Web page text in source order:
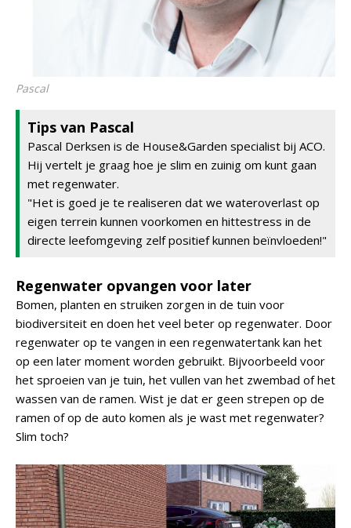
Pascal
Tips van Pascal
Pascal Derksen is de House&Garden specialist bij ACO.
Hij vertelt je graag hoe je slim en zuinig om kunt gaan
met regenwater.
"Het is goed je te realiseren dat we wateroverlast op
eigen terrein kunnen voorkomen en hittestress in de
directe leefomgeving zelf positief kunnen beïnvloeden!"
Regenwater opvangen voor later
Bomen, planten en struiken zorgen in de tuin voor
biodiversiteit en doen het veel beter op regenwater. Door
regenwater op te vangen in een regenwatertank kan het
op een later moment worden gebruikt. Bijvoorbeeld voor
het sproeien van je tuin, het vullen van het zwembad of het
wassen van de ramen. Wist je dat er geen strepen op de
ramen of op de auto komen als je wast met regenwater?
Slim toch?